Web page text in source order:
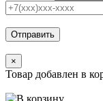
Отправить
×
Товар добавлен в